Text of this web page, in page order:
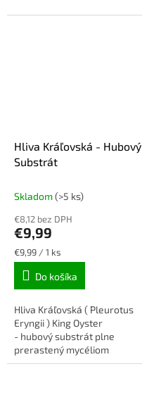
Váha substrátu min. 4 kg
Hliva Kráľovská - Hubový
Substrát
Skladom(>5 ks)
€8,12 bez DPH
€9,99
Jednotková
cena:
€9,99 / 1 ks
Do košíka
Hliva Kráľovská ( Pleurotus
Eryngii ) King Oyster
- hubový substrát plne
prerastený mycéliom
pripravený na pestovanie.